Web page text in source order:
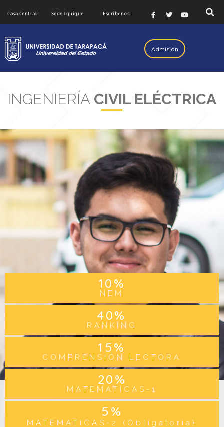
Casa Central Sede Iquique Escribenos
Admisión
INGENIERÍA CIVIL ELÉCTRICA
10%
NEM
40%
RANKING
15%
COMPRENSIÓN LECTORA
20%
MATEMATICAS-1
5 %
MATEMATICAS-2 (Obligatoria)